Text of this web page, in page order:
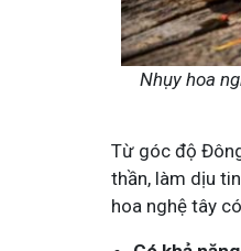
Nhụy hoa
Từ góc độ
thần, làm dịu
hoa nghệ tây
gây khó chịu và ảnh hưởng sinh
sẻ cách giảm ngứa, làm dịu da và